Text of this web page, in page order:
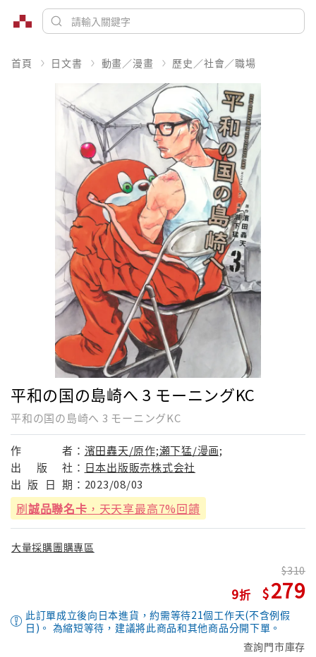
首頁 日文書 動畫／漫畫 歷史／社會／職場
平和の国の島崎へ 3 モーニングKC
平和の国の島崎へ 3 モーニングKC
作 者： 濱田轟天/原作;瀬下猛/漫画;
出
版 社： 日本出版販売株式会社
出 版 日 期： 2023/08/03
刷誠品聯名卡 ，天天享最高7%回饋
大量採購團購專區
9
310
279
此訂單成立後向日本進貨，約需等待21個工作天(不含例假
日)。 為縮短等待，建議將此商品和其他商品分開下單。
查詢門市庫存